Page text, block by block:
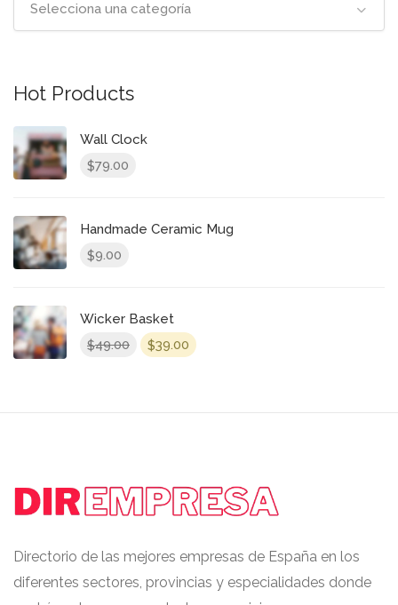
Selecciona una categoría
Hot Products
Wall Clock
$79.00
Handmade Ceramic Mug
$9.00
Wicker Basket
$49.00
El$39.00 El
Directorio de las mejores empresas de España en los
diferentes sectores, provincias y especialidades donde